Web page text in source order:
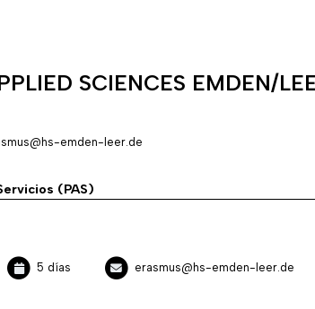
SCIENCES EMDEN/
emden-leer.de
(PAS)
5 días erasmus@hs-emden-leer.de